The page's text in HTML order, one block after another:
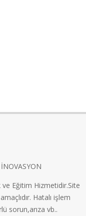
ve Eğitim Hizmetidir.Site
Hatalı işlem
sorun,arıza vb..